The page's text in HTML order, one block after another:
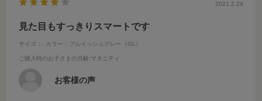
2021.2.24
見た目もすっきりスマートです
サイズ：- カラー：ブルイッシュグレー（GL）
ご購入時のお子さまの月齢:マタニティ
お客様の声